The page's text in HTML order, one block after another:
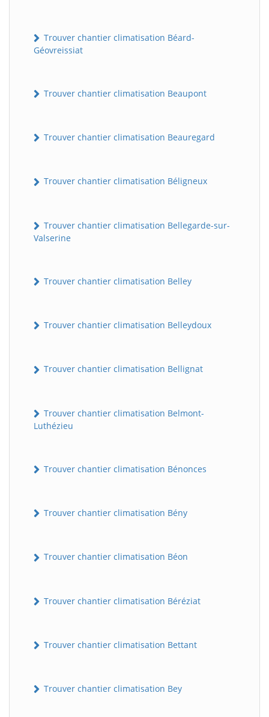
Trouver chantier climatisation Béard-
Géovreissiat
Trouver chantier climatisation Beaupont
Trouver chantier climatisation Beauregard
Trouver chantier climatisation Béligneux
Trouver chantier climatisation Bellegarde-sur-
Valserine
Trouver chantier climatisation Belley
Trouver chantier climatisation Belleydoux
Trouver chantier climatisation Bellignat
Trouver chantier climatisation Belmont-
Luthézieu
Trouver chantier climatisation Bénonces
Trouver chantier climatisation Bény
Trouver chantier climatisation Béon
Trouver chantier climatisation Béréziat
Trouver chantier climatisation Bettant
Trouver chantier climatisation Bey